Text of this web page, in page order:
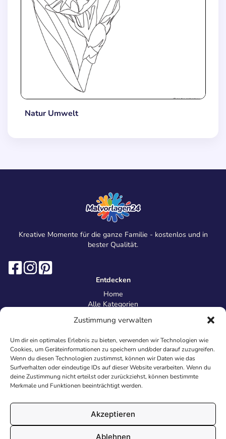
Zustimmung verwalten
Um dir ein optimales Erlebnis zu bieten, verwenden wir Technologien wie
Cookies, um Geräteinformationen zu speichern und/oder darauf zuzugreifen.
Wenn du diesen Technologien zustimmst, können wir Daten wie das
Surfverhalten oder eindeutige IDs auf dieser Website verarbeiten. Wenn du
deine Zustimmung nicht erteilst oder zurückziehst, können bestimmte
Merkmale und Funktionen beeinträchtigt werden.
Akzeptieren
Ablehnen
Natur Umwelt
Kreative Momente für die ganze Familie - kostenlos und in
bester Qualität.
Entdecken
Home
Alle Kategorien
Information
Über uns
Kontakt
Inhaltsrichtlinien
Recht & Datenschutz
Impressum
AGB
Cookies